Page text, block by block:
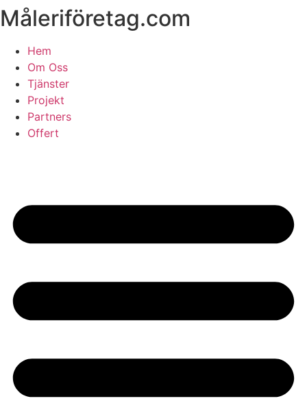
Skip
to
content
Måleriföretag.com
Hem
Om Oss
Tjänster
Projekt
Partners
Offert